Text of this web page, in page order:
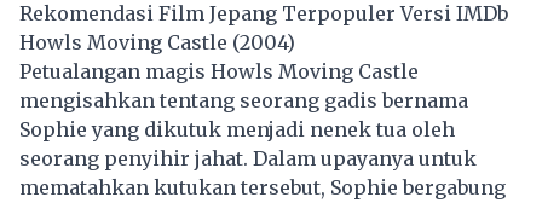
Rekomendasi Film Jepang Terpopuler Versi IMDb
Howls Moving Castle (2004)
Petualangan magis Howls Moving Castle
mengisahkan tentang seorang gadis bernama
Sophie yang dikutuk menjadi nenek tua oleh
seorang penyihir jahat. Dalam upayanya untuk
mematahkan kutukan tersebut, Sophie bergabung